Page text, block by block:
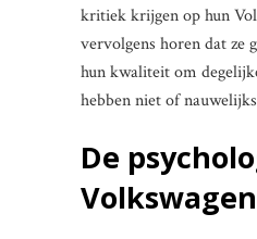
kritiek krijgen op hun
vervolgens horen dat ze
hun kwaliteit om
hebben niet of
De